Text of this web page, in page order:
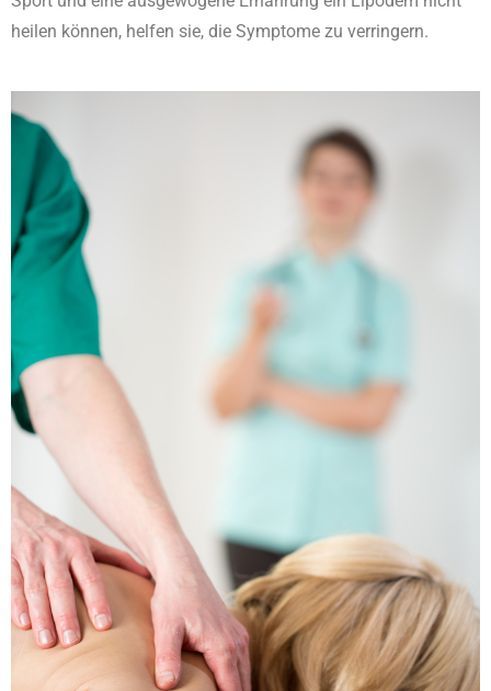
heilen können, helfen sie, die Symptome zu verringern.